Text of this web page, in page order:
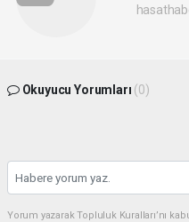
Okuyucu Yorumları (0)
Yorum yazarak Topluluk Kuralları’nı